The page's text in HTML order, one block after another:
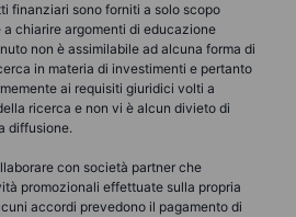
finanziari sono forniti a solo scopo
chiarire argomenti di educazione
non è assimilabile ad alcuna forma di
in materia di investimenti e pertanto
ai requisiti giuridici volti a
ricerca e non vi è alcun divieto di
diffusione.
con società partner che
promozionali effettuate sulla propria
accordi prevedono il pagamento di